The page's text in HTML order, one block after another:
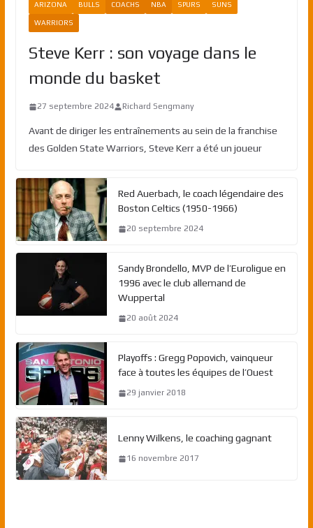
ARIZONA BULLS COACHS NBA SPURS SUNS
WARRIORS
Steve Kerr : son voyage dans le
monde du basket
27 septembre 2024 Richard Sengmany
Avant de diriger les entraînements au sein de la franchise
des Golden State Warriors, Steve Kerr a été un joueur
Red Auerbach, le coach légendaire des
Boston Celtics (1950-1966)
20 septembre 2024
Sandy Brondello, MVP de l’Euroligue en
1996 avec le club allemand de
Wuppertal
20 août 2024
Playoffs : Gregg Popovich, vainqueur
face à toutes les équipes de l’Ouest
29 janvier 2018
Lenny Wilkens, le coaching gagnant
16 novembre 2017